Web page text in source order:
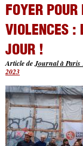
FOYER
VIOLENCES :
JOUR !
Article deJournal à Paris
2023